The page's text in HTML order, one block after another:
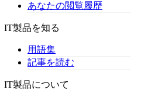
あなたの閲覧履歴
IT製品を知る
用語集
記事を読む
IT製品について